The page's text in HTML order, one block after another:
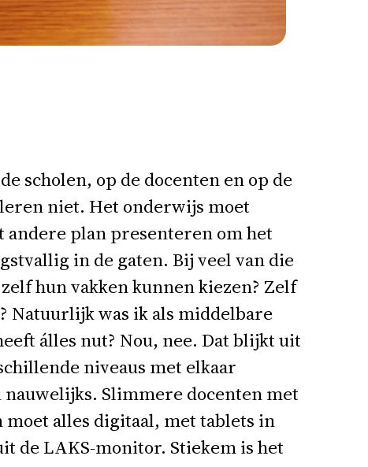
scholen, op de docenten en op de
niet. Het onderwijs moet
andere plan presenteren om het
in de gaten. Bij veel van die
hun vakken kunnen kiezen? Zelf
Natuurlijk was ik als middelbare
álles nut? Nou, nee. Dat blijkt uit
niveaus met elkaar
Slimmere docenten met
moet alles digitaal, met tablets in
de LAKS-monitor. Stiekem is het